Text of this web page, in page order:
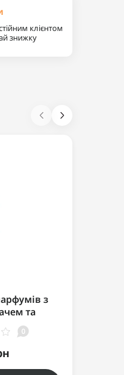
клієнтом
знижку
з
та
- 3 мл
0